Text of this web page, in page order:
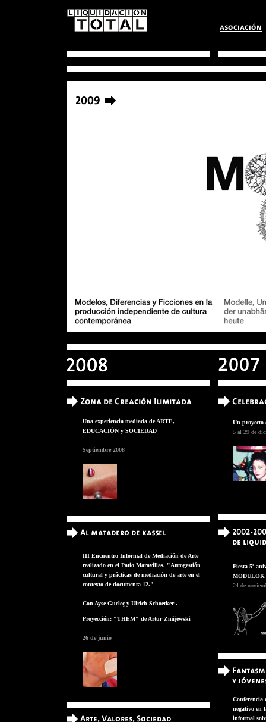
Una experiencia mediada de ARTE,
EDUCACIÓN y SOCIEDAD
Septiembre 2008
III Encuentro Informal de Mediación de Arte
realizado en el Patio Maravillas. "Autogestión
cultural y prácticas de mediación de arte en el
contexto de documenta 12."
Con Ayse Gueleç y Ulrich Schoetker .
Proyección: "THEM" de Artur Zmijewski
26 de junio
Un proyecto
5 al 29 de
Fiesta 5º
24 de
Conferencia
negativo en
informal